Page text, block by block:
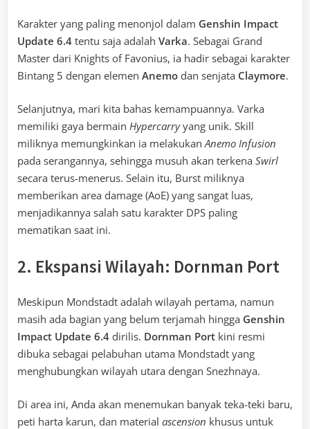
Karakter yang paling menonjol dalam Genshin Impact
Update 6.4 tentu saja adalah Varka. Sebagai Grand
Master dari Knights of Favonius, ia hadir sebagai karakter
Bintang 5 dengan elemen Anemo dan senjata Claymore.
Selanjutnya, mari kita bahas kemampuannya. Varka
memiliki gaya bermain Hypercarryyang unik. Skill
miliknya memungkinkan ia melakukan Anemo Infusion
pada serangannya, sehingga musuh akan terkena Swirl
secara terus-menerus. Selain itu, Burst miliknya
memberikan area damage (AoE) yang sangat luas,
menjadikannya salah satu karakter DPS paling
mematikan saat ini.
2. Ekspansi Wilayah: Dornman Port
Meskipun Mondstadt adalah wilayah pertama, namun
masih ada bagian yang belum terjamah hingga Genshin
Impact Update 6.4 dirilis. Dornman Port kini resmi
dibuka sebagai pelabuhan utama Mondstadt yang
menghubungkan wilayah utara dengan Snezhnaya.
Di area ini, Anda akan menemukan banyak teka-teki baru,
peti harta karun, dan material ascension khusus untuk